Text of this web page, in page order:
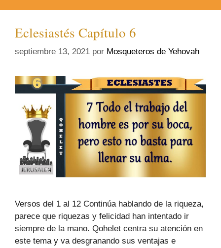
Eclesiastés Capítulo 6
septiembre 13, 2021 por Mosqueteros de Yehovah
Versos del 1 al 12 Continúa hablando de la riqueza,
parece que riquezas y felicidad han intentado ir
siempre de la mano. Qohelet centra su atención en
este tema y va desgranando sus ventajas e